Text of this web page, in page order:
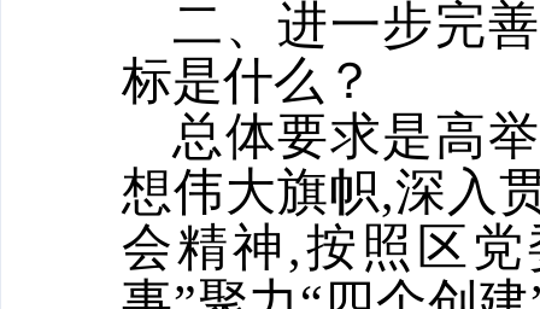
二、进一步完
标是什么？
总体要求是高
想伟大旗帜,深入
会精神,按照区